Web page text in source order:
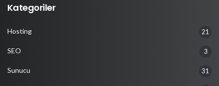
Kategoriler
Hosting 21
SEO 3
Sunucu 31